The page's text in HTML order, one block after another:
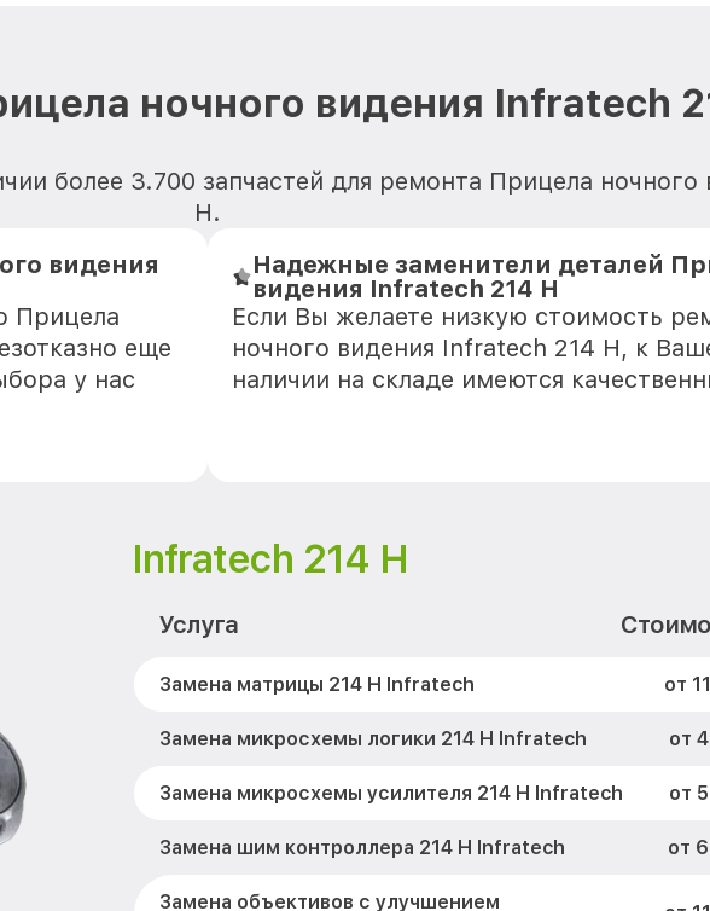
ночного видения Infratech
более 3.700 запчастей для ремонта Прицела
Н.
видения
Прицела
еще
у нас
Надежные заменители деталей
видения Infratech 214 Н
Если Вы желаете низкую стоимость
ночного видения Infratech 214 Н, к
наличии на складе имеются
Infratech 214 Н
Услуга
Замена матрицы 214 Н Infratech от
Замена микросхемы логики 214 Н Infratech от
Замена микросхемы усилителя 214 Н Infratech от
Замена шим контроллера 214 Н Infratech от
Замена объективов с улучшением